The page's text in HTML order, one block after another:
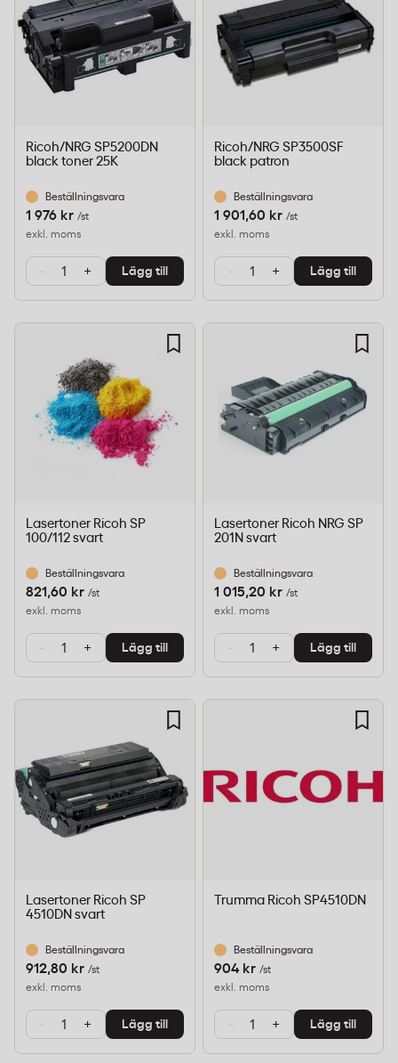
Ricoh/NRG SP5200DN
black toner 25K
Beställningsvara
1 976 kr /st
exkl. moms
- + Lägg till
Ricoh/NRG SP3500SF
black patron
Beställningsvara
1 901,60 kr /st
exkl. moms
- + Lägg till
Lasertoner Ricoh SP
100/112 svart
Beställningsvara
821,60 kr /st
exkl. moms
- + Lägg till
Lasertoner Ricoh NRG SP
201N svart
Beställningsvara
1 015,20 kr /st
exkl. moms
- + Lägg till
Lasertoner Ricoh SP
4510DN svart
Beställningsvara
912,80 kr /st
exkl. moms
- + Lägg till
Trumma Ricoh SP4510DN
Beställningsvara
904 kr /st
exkl. moms
- + Lägg till